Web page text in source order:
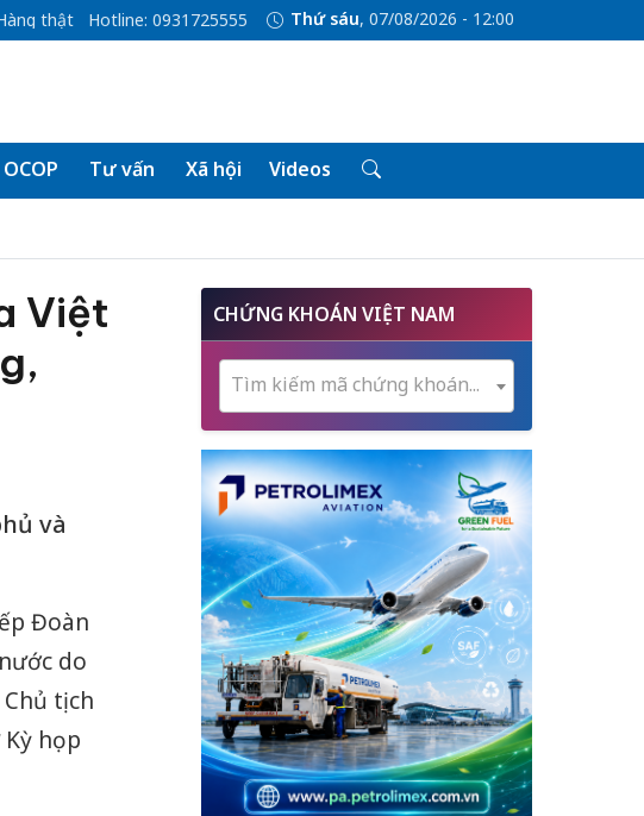
thật Hotline: 0931725555 Thứ sáu, 07/08/2026 - 12:00
OCOP Tư vấn Xã hội Videos
Việt
và
Đoàn
do
tịch
họp
CHỨNG KHOÁN VIỆT NAM
Tìm kiếm mã chứng khoán...